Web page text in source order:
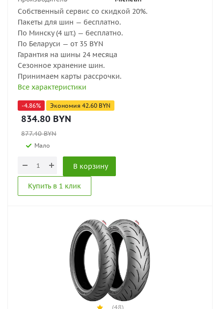
Собственный сервис со скидкой 20%.
Пакеты для шин — бесплатно.
По Минску (4 шт.) — бесплатно.
По Беларуси — от 35 BYN
Гарантия на шины 24 месяца
Сезонное хранение шин.
Принимаем карты рассрочки.
Все характеристики
-4.86% Экономия 42.60 BYN
834.80 BYN
877.40BYN
Мало
В корзину
Купить в 1 клик
(48)